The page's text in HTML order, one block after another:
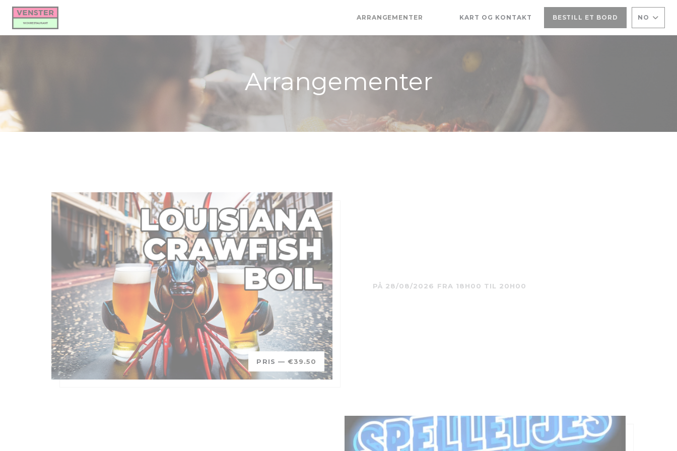
Panel for informasjonskapsler
ARRANGEMENTER KART OG KONTAKT BESTILL ET BORD NO
Arrangementer
PRIS — €39.50
PÅ 28/08/2026 FRA 18H00 TIL 20H00